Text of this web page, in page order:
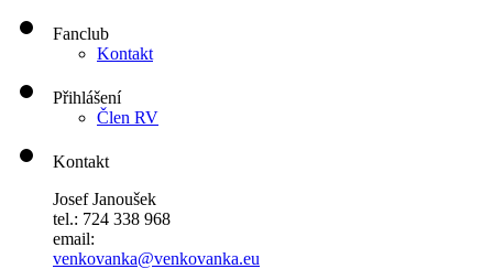
Fanclub
Kontakt
Přihlášení
Člen RV
Kontakt
Josef Janoušek
tel.: 724 338 968
email:
venkovanka@venkovanka.eu